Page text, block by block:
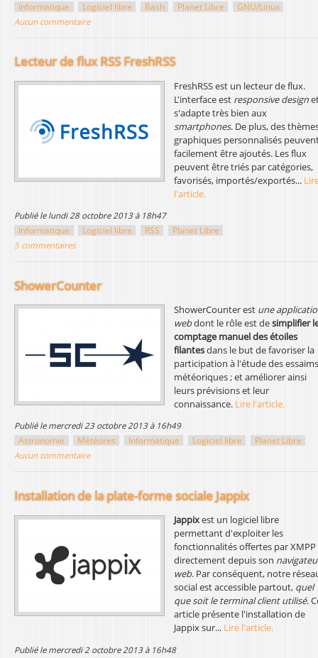
Informatique
Logiciel libre Bash Planet Libre
GNU/Linux
Aucun commentaire
Lecteur de flux RSS FreshRSS
FreshRSS est un lecteur de flux.
L'interface est responsive design
s'adapte très bien aux
smartphones. De plus, des
graphiques personnalisés
facilement être ajoutés. Les flux
peuvent être triés par catégories,
favorisés, importés/exportés...
l'article.
publié le lundi 28 octobre 2013 à 18h47
Informatique
Logiciel libre RSS
Planet Libre
5 commentaires
ShowerCounter
ShowerCounter est une
webdont le rôle est desimplifier
comptage manuel des étoiles
filantesdans le but de favoriser la
participation à l'étude des essaims
météoriques ; et améliorer ainsi
leurs prévisions et leur
connaissance. Lire l'article.
publié le mercredi 23 octobre 2013 à 16h49
Astronomie
Météores Informatique Logiciel libre
Planet Libre
Aucun commentaire
Installation de la plate-forme sociale Jappix
Jappixest un logiciel libre
permettant d'exploiter les
fonctionnalités offertes par XMPP
directement depuis son
web. Par conséquent, notre
social est accessible partout, quel
que soit le terminal client utilisé.
article présente l'installation de
Jappix sur... Lire l'article.
publié le mercredi 2 octobre 2013 à 16h48